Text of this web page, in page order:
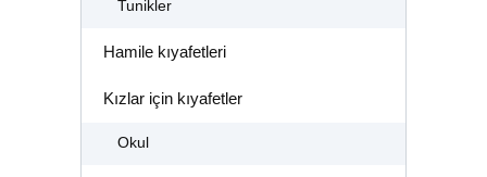
Tunikler
Hamile kıyafetleri
Kızlar için kıyafetler
Okul